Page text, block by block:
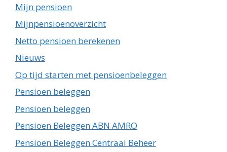
Mijn pensioen
Mijnpensioenoverzicht
Netto pensioen berekenen
Nieuws
Op tijd starten met pensioenbeleggen
Pensioen beleggen
Pensioen beleggen
Pensioen Beleggen ABN AMRO
Pensioen Beleggen Centraal Beheer